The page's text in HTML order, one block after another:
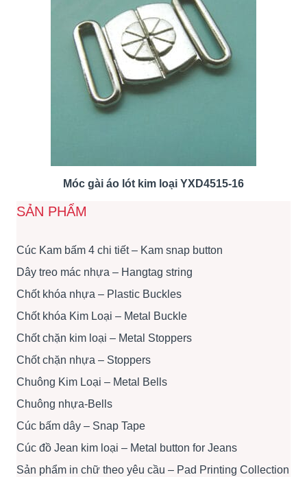
Móc gài áo lót kim loại YXD4515-16
SẢN PHẨM
Cúc Kam bấm 4 chi tiết – Kam snap button
Dây treo mác nhựa – Hangtag string
Chốt khóa nhựa – Plastic Buckles
Chốt khóa Kim Loại – Metal Buckle
Chốt chặn kim loại – Metal Stoppers
Chốt chặn nhựa – Stoppers
Chuông Kim Loại – Metal Bells
Chuông nhựa-Bells
Cúc bấm dây – Snap Tape
Cúc đồ Jean kim loại – Metal button for Jeans
Sản phẩm in chữ theo yêu cầu – Pad Printing Collection